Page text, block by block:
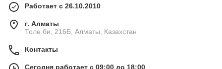
Работает с 26.10.2010
г. Алматы
Толе би, 216Б, Алматы, Казахстан
Контакты
Сегодня работает с 09:00 до 18:00